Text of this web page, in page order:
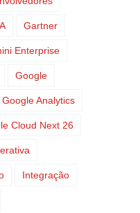
Gartner
Enterprise
Google
Google Analytics
Cloud Next 26
Integração